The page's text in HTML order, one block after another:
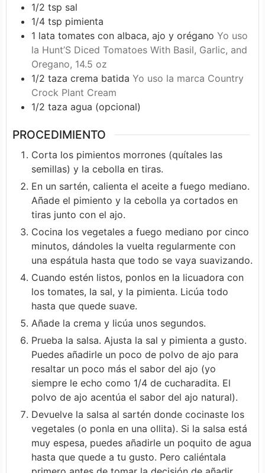
1/2 tsp sal
1/4 tsp pimienta
1 lata tomates con albaca, ajo y orégano Yo uso
la Hunt’S Diced Tomatoes With Basil, Garlic, and
Oregano, 14.5 oz
1/2 taza crema batida Yo uso la marca Country
Crock Plant Cream
1/2 taza agua (opcional)
PROCEDIMIENTO
Corta los pimientos morrones (quítales las
semillas) y la cebolla en tiras.
En un sartén, calienta el aceite a fuego mediano.
Añade el pimiento y la cebolla ya cortados en
tiras junto con el ajo.
Cocina los vegetales a fuego mediano por cinco
minutos, dándoles la vuelta regularmente con
una espátula hasta que todo se vaya suavizando.
Cuando estén listos, ponlos en la licuadora con
los tomates, la sal, y la pimienta. Licúa todo
hasta que quede suave.
Añade la crema y licúa unos segundos.
Prueba la salsa. Ajusta la sal y pimienta a gusto.
Puedes añadirle un poco de polvo de ajo para
resaltar un poco más el sabor del ajo (yo
siempre le echo como 1/4 de cucharadita. El
polvo de ajo acentúa el sabor del ajo natural).
Devuelve la salsa al sartén donde cocinaste los
vegetales (o ponla en una ollita). Si la salsa está
muy espesa, puedes añadirle un poquito de agua
hasta que quede a tu gusto. Pero caliéntala